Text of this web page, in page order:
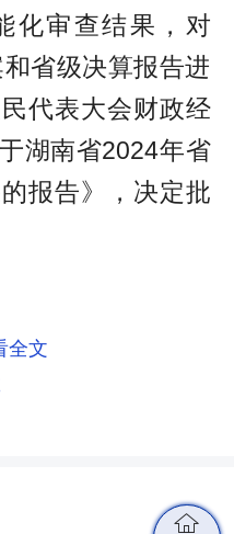
化审查结果，对
省级决算报告进
代表大会财政经
湖南省2024年省
报告》，决定批
全文